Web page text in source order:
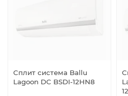
Сплит система Ballu
Lagoon DC BSDI-12HN8